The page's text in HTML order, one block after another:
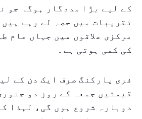
کے لیے بڑا مددگار ہوگا جو
تقریبات میں حصہ لے رہے
مرکزی علاقوں میں جہاں عام
کی کمی ہوتی ہے۔
فری پارکنگ صرف ایک دن کے
دوبارہ شروع ہوں گی، لہذا